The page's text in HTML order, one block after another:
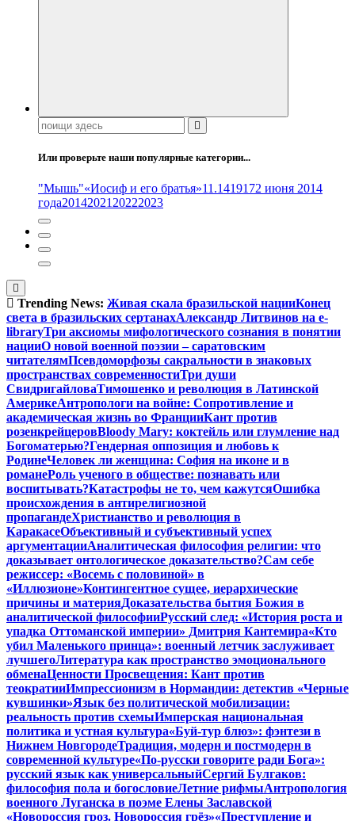
Поиск:
Или проверьте наши популярные категории...
"Мышь"«Иосиф и его братья»11.1419172 июня 2014
года20142021 20222023
Trending News: Живая скала бразильской нацииКонец
света в бразильских сертанахАлександр Литвинов на e-
libraryТри аксиомы мифологического сознания в понятии
нацииО новой военной поэзии – саратовским
читателямПсевдоморфозы сакральности в знаковых
пространствах современностиТри души
СвидригайловаТимошенко и революция в Латинской
АмерикеАнтропологи на войне: Сопротивление и
академическая жизнь во ФранцииКант против
розенкрейцеровBloody Mary: коктейль или глумление над
Богоматерью?Гендерная оппозиция и любовь к
РодинеЧеловек ли женщина: София на иконе и в
романеРоль ученого в обществе: познавать или
воспитывать?Катастрофы не то, чем кажутсяОшибка
происхождения в антирелигиозной
пропагандеХристианство и революция в
КаракасеОбъективный и субъективный успех
аргументацииАналитическая философия религии: что
доказывает онтологическое доказательство?Сам себе
режиссер: «Восемь с половиной» в
«Иллюзионе»Контингентное сущее, иерархические
причины и материяДоказательства бытия Божия в
аналитической философииРусский след: «История роста и
упадка Оттоманской империи» Дмитрия Кантемира«Кто
убил Маленького принца»: военный летчик заслуживает
лучшегоЛитература как пространство эмоционального
обменаЦенности Просвещения: Кант против
теократииИмпрессионизм в Нормандии: детектив «Черные
кувшинки»Язык без политической мобилизации:
реальность против схемыИмперская национальная
политика и устная культура«Буй-тур блюз»: фэнтези в
Нижнем НовгородеТрадиция, модерн и постмодерн в
современной культуре«По-русски говорите ради Бога»:
русский язык как универсальныйСергий Булгаков:
философия пола и богословиеЛетние рифмыАнтропология
военного Луганска в поэме Елены Заславской
«Новороссия гроз. Новороссия грёз»«Преступление и